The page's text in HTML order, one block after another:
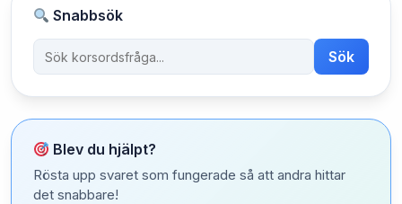
Snabbsök
Sök
Blev du hjälpt?
Rösta upp svaret som fungerade så att andra hittar
det snabbare!